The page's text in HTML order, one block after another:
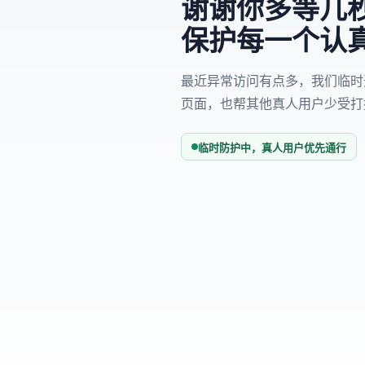
谢谢你多等几
保护每一个认
最近异常访问有点多，我们临
页面，也帮其他真人用户少受
临时防护中，真人用户优先通行